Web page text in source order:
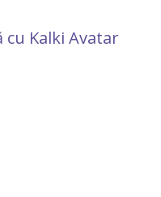
Kalki Avatar